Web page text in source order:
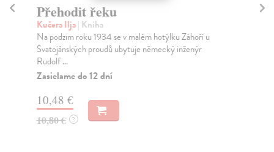
Přehodit řeku
Kučera Ilja| Kniha
Na podzim roku 1934 se v malém hotýlku Záhoří u
Svatojánských proudů ubytuje německý inženýr
Rudolf ...
Zasielame do 12 dní
10,48 €
10,80 € ?